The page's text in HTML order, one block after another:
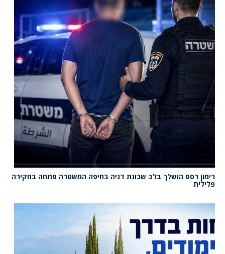
רימון רסס הושלך בלב שכונת דניה בחיפה המשטרה פתחה בחקירה
פלילית